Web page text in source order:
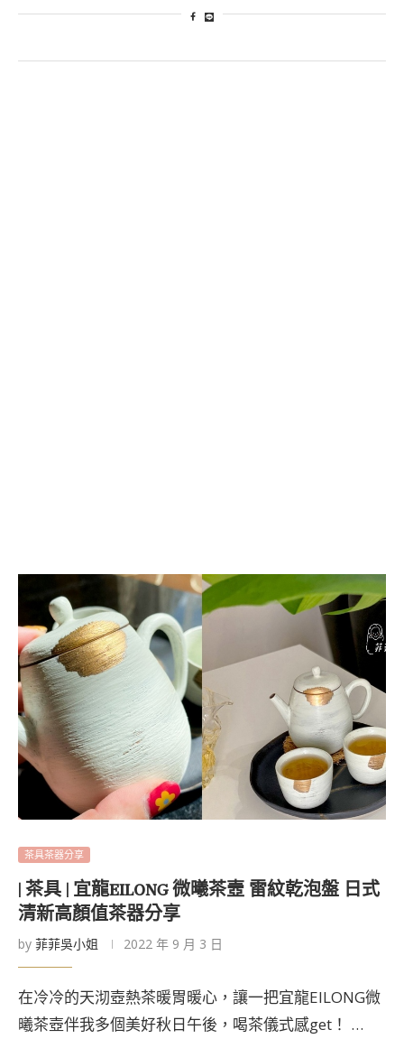
茶具茶器分享
| 茶具 | 宜龍EILONG 微曦茶壼 雷紋乾泡盤 日式
清新高顏值茶器分享
by 菲菲吳小姐 2022 年 9 月 3 日
在冷冷的天沏壺熱茶暖胃暖心，讓一把宜龍EILONG微
曦茶壺伴我多個美好秋日午後，喝茶儀式感get！ …